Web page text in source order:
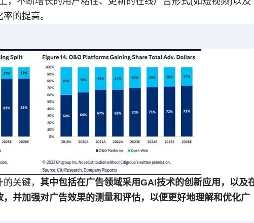
的提高。
关键， 其中包括在广告领域采用GAI技术的创新应用，以及
并加强对广告效果的测量和评估，以便更好地理解和优化广